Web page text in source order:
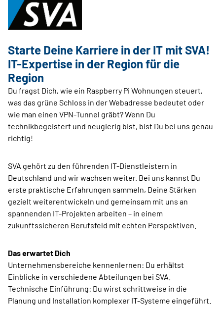
Starte Deine Karriere in der IT mit SVA!
IT-Expertise in der Region für die
Region
Du fragst Dich, wie ein Raspberry Pi Wohnungen steuert,
was das grüne Schloss in der Webadresse bedeutet oder
wie man einen VPN-Tunnel gräbt? Wenn Du
technikbegeistert und neugierig bist, bist Du bei uns genau
richtig!
SVA gehört zu den führenden IT-Dienstleistern in
Deutschland und wir wachsen weiter. Bei uns kannst Du
erste praktische Erfahrungen sammeln, Deine Stärken
gezielt weiterentwickeln und gemeinsam mit uns an
spannenden IT-Projekten arbeiten – in einem
zukunftssicheren Berufsfeld mit echten Perspektiven.
Das erwartet Dich
Unternehmensbereiche kennenlernen: Du erhältst
Einblicke in verschiedene Abteilungen bei SVA.
Technische Einführung: Du wirst schrittweise in die
Planung und Installation komplexer IT-Systeme eingeführt.